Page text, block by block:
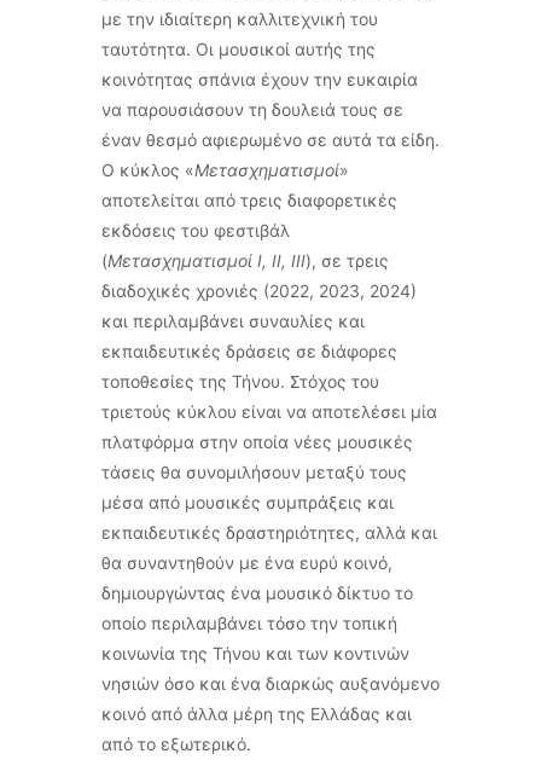
με την ιδιαίτερη καλλιτεχνική του
ταυτότητα. Οι μουσικοί αυτής της
κοινότητας σπάνια έχουν την ευκαιρία
να παρουσιάσουν τη δουλειά τους σε
έναν θεσμό αφιερωμένο σε αυτά τα είδη.
Ο κύκλος «Μετασχηματισμοί»
αποτελείται από τρεις διαφορετικές
εκδόσεις του φεστιβάλ
(Μετασχηματισμοί Ι, ΙΙ, ΙΙΙ), σε τρεις
διαδοχικές χρονιές (2022, 2023, 2024)
και περιλαμβάνει συναυλίες και
εκπαιδευτικές δράσεις σε διάφορες
τοποθεσίες της Τήνου. Στόχος του
τριετούς κύκλου είναι να αποτελέσει μία
πλατφόρμα στην οποία νέες μουσικές
τάσεις θα συνομιλήσουν μεταξύ τους
μέσα από μουσικές συμπράξεις και
εκπαιδευτικές δραστηριότητες, αλλά και
θα συναντηθούν με ένα ευρύ κοινό,
δημιουργώντας ένα μουσικό δίκτυο το
οποίο περιλαμβάνει τόσο την τοπική
κοινωνία της Τήνου και των κοντινών
νησιών όσο και ένα διαρκώς αυξανόμενο
κοινό από άλλα μέρη της Ελλάδας και
από το εξωτερικό.